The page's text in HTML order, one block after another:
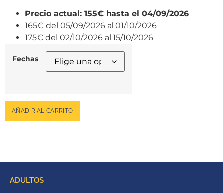
155€ hasta el 04/09/2026
165€ del 05/09/2026 al 01/10/2026
175€ del 02/10/2026 al 15/10/2026
Fechas
AÑADIR AL CARRITO
ADULTOS